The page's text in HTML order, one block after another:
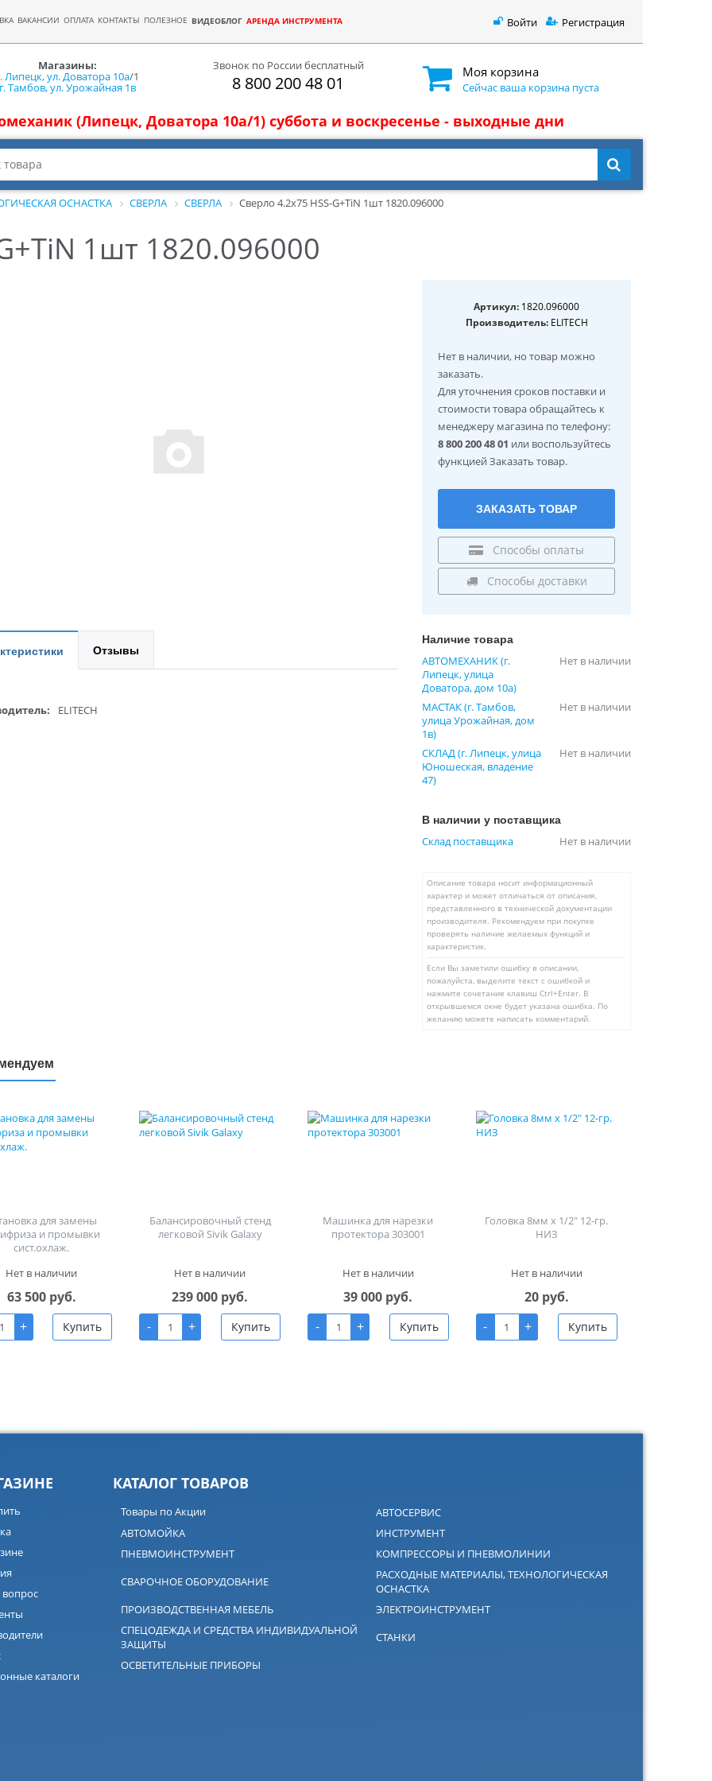
ВАКАНСИИ ОПЛАТА КОНТАКТЫ ПОЛЕЗНОЕ ВИДЕОБЛОГ АРЕНДА ИНСТРУМЕНТА Войти Регистрация
Магазины:
Липецк, ул. Доватора 10а/1
г. Тамбов, ул. Урожайная 1в
Звонок по России бесплатный
8 800 200 48 01
Моя корзина
Сейчас ваша корзина пуста
(Липецк, Доватора 10а/1) суббота и воскресенье - выходные дни
ОСНАСТКА СВЕРЛА СВЕРЛА Сверло 4.2х75 HSS-G+TiN 1шт 1820.096000
1шт 1820.096000
Артикул: 1820.096000
Производитель:ELITECH
Нет в наличии, но товар можно
заказать.
Для уточнения сроков поставки и
стоимости товара обращайтесь к
менеджеру магазина по телефону:
8 800 200 48 01 или воспользуйтесь
функцией Заказать товар.
ЗАКАЗАТЬ ТОВАР
Способы оплаты
Способы доставки
Отзывы
ELITECH
Наличие товара
АВТОМЕХАНИК (г.
Липецк, улица
Доватора, дом 10а)
Нет в наличии
МАСТАК (г. Тамбов,
улица Урожайная, дом
1в)
Нет в наличии
СКЛАД (г. Липецк, улица
Юношеская, владение
47)
Нет в наличии
В наличии у поставщика
Склад поставщика Нет в наличии
Описание товара носит информационный
характер и может отличаться от описания,
представленного в технической документации
производителя. Рекомендуем при покупке
проверять наличие желаемых функций и
характеристик.
Если Вы заметили ошибку в описании,
пожалуйста, выделите текст с ошибкой и
нажмите сочетание клавиш Ctrl+Enter. В
открывшемся окне будет указана ошибка. По
желанию можете написать комментарий.
для замены
и промывки
сист.охлаж.
Нет в наличии
63 500 руб.
+ Купить
Балансировочный стенд
легковой Sivik Galaxy
Нет в наличии
239 000 руб.
-
+ Купить
Машинка для нарезки
протектора 303001
Нет в наличии
39 000 руб.
-
+ Купить
Головка 8мм х 1/2" 12-гр.
НИЗ
Нет в наличии
20 руб.
-
+ Купить
вопрос
каталоги
КАТАЛОГ ТОВАРОВ
Товары по Акции
АВТОСЕРВИС
АВТОМОЙКА
ИНСТРУМЕНТ
ПНЕВМОИНСТРУМЕНТ
КОМПРЕССОРЫ И ПНЕВМОЛИНИИ
СВАРОЧНОЕ ОБОРУДОВАНИЕ
РАСХОДНЫЕ МАТЕРИАЛЫ, ТЕХНОЛОГИЧЕСКАЯ
ОСНАСТКА
ПРОИЗВОДСТВЕННАЯ МЕБЕЛЬ
ЭЛЕКТРОИНСТРУМЕНТ
СПЕЦОДЕЖДА И СРЕДСТВА ИНДИВИДУАЛЬНОЙ
ЗАЩИТЫ
СТАНКИ
ОСВЕТИТЕЛЬНЫЕ ПРИБОРЫ